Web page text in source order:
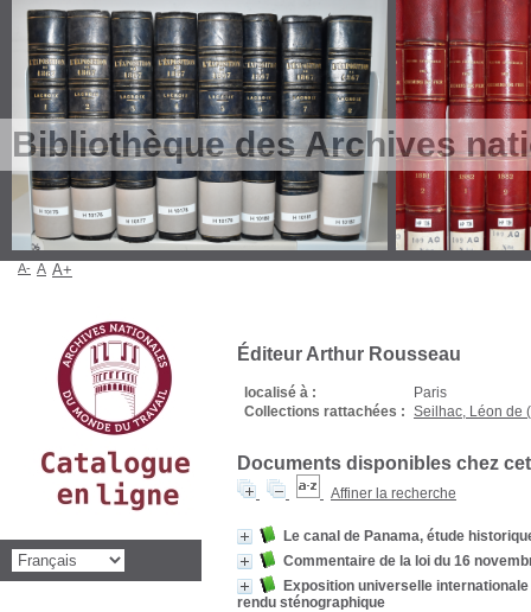
Bibliothèque des Archives
Éditeur Arthur Rousseau
localisé à :
Paris
Collections rattachées : Seilhac, Léon de
Documents disponibles chez
Affiner la recherche
Le canal de Panama, étude
Commentaire de la loi du 16
Exposition universelle
rendu sténographique
A- A A+